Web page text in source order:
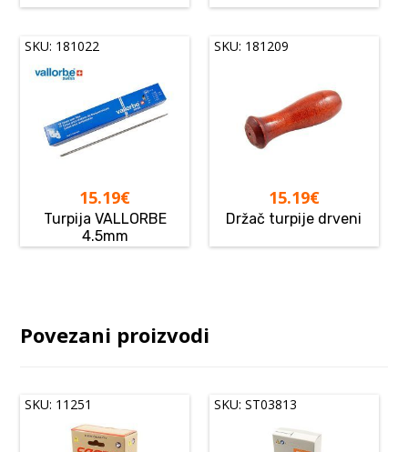
SKU: 181022
15.19€
Turpija VALLORBE
4.5mm
SKU: 181209
15.19€
Držač turpije drveni
Povezani proizvodi
SKU: 11251 SKU: ST03813